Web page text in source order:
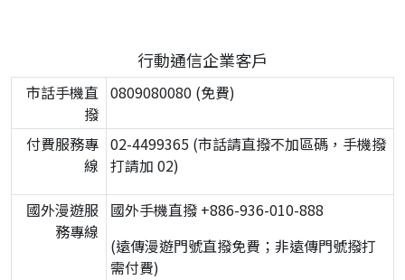
行動通信企業客戶
市話手機直
撥
0809080080 (免費)
付費服務專
線
02-4499365 (市話請直撥不加區碼，手機撥
打請加 02)
國外漫遊服
務專線
國外手機直撥 +886-936-010-888
(遠傳漫遊門號直撥免費；非遠傳門號撥打
需付費)